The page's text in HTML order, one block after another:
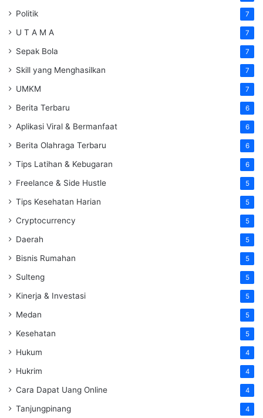
Politik 7
U T A M A 7
Sepak Bola 7
Skill yang Menghasilkan 7
UMKM 7
Berita Terbaru 6
Aplikasi Viral & Bermanfaat 6
Berita Olahraga Terbaru 6
Tips Latihan & Kebugaran 6
Freelance & Side Hustle 5
Tips Kesehatan Harian 5
Cryptocurrency 5
Daerah 5
Bisnis Rumahan 5
Sulteng 5
Kinerja & Investasi 5
Medan 5
Kesehatan 5
Hukum 4
Hukrim 4
Cara Dapat Uang Online 4
Tanjungpinang 4